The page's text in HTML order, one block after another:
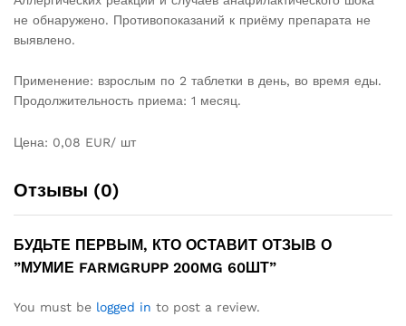
не обнаружено. Противопоказаний к приёму препарата не
выявлено.
Применение: взрослым по 2 таблетки в день, во время еды.
Продолжительность приема: 1 месяц.
Цена: 0,08 EUR/ шт
Отзывы (0)
БУДЬТЕ ПЕРВЫМ, КТО ОСТАВИТ ОТЗЫВ О
”МУМИЕ FARMGRUPP 200MG 60ШТ”
You must be logged in to post a review.